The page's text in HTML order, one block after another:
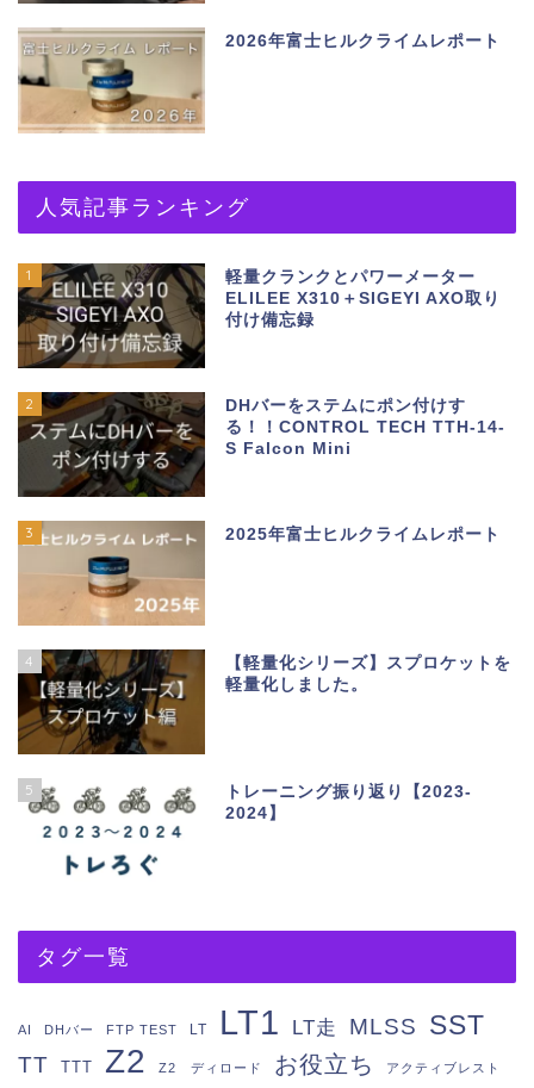
2026年富士ヒルクライムレポート
人気記事ランキング
1
軽量クランクとパワーメーター
ELILEE X310＋SIGEYI AXO取り
付け備忘録
2
DHバーをステムにポン付けす
る！！CONTROL TECH TTH-14-
S Falcon Mini
3 2025年富士ヒルクライムレポート
4
【軽量化シリーズ】スプロケットを
軽量化しました。
5
トレーニング振り返り【2023-
2024】
タグ一覧
AI DHバー FTP TEST LT LT1 LT走 MLSS SST
TT TTT Z2 Z2 ディロード お役立ち アクティブレスト